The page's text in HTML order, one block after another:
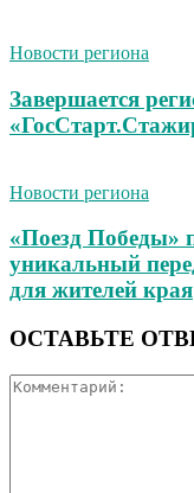
Новости региона
Завершается
Новости региона
«Поезд Победы»
уникальный
для жителей края
ОСТАВЬТЕ